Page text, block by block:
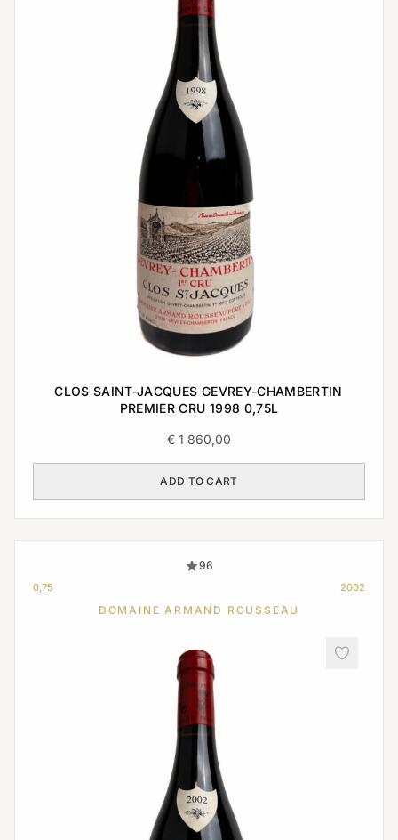
CLOS SAINT-JACQUES GEVREY-CHAMBERTIN
PREMIER CRU 1998 0,75L
€ 1 860,00
ADD TO CART
96
0,75 2002
DOMAINE ARMAND ROUSSEAU